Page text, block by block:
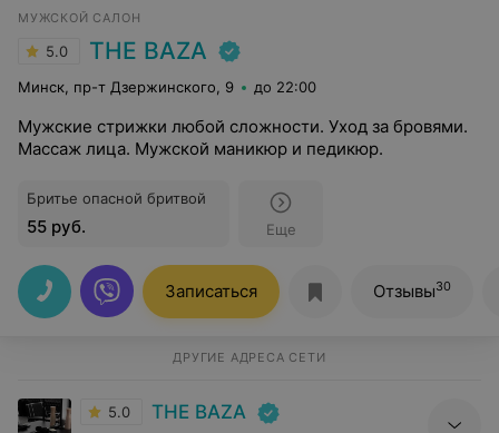
МУЖСКОЙ САЛОН
5.0 THE BAZA
Минск, пр-т Дзержинского, 9 до 22:00
Мужские стрижки любой сложности. Уход за бровями.
Массаж лица. Мужской маникюр и педикюр.
Бритье опасной бритвой
55 руб. Еще
Записаться Отзывы30
ДРУГИЕ АДРЕСА СЕТИ
5.0 THE BAZA